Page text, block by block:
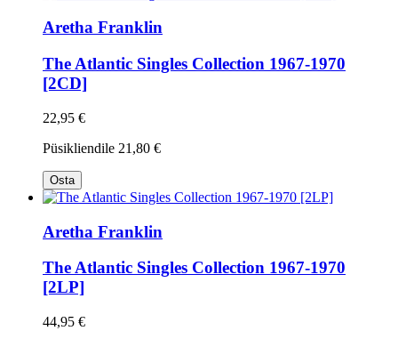
Aretha Franklin
The Atlantic Singles Collection 1967-1970
[2CD]
22,95 €
Püsikliendile 21,80 €
Osta
Aretha Franklin
The Atlantic Singles Collection 1967-1970
[2LP]
44,95 €